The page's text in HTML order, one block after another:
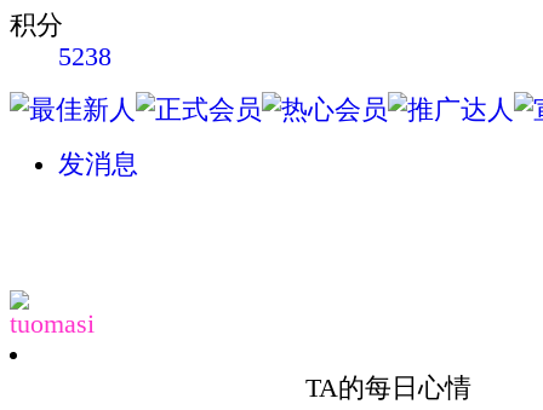
积分
5238
发消息
tuomasi
TA的每日心情